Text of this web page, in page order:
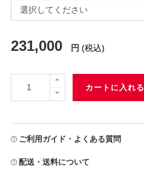
231,000 円 (税込)
カートに入れる
ご利用ガイド・よくある質問
配送・送料について